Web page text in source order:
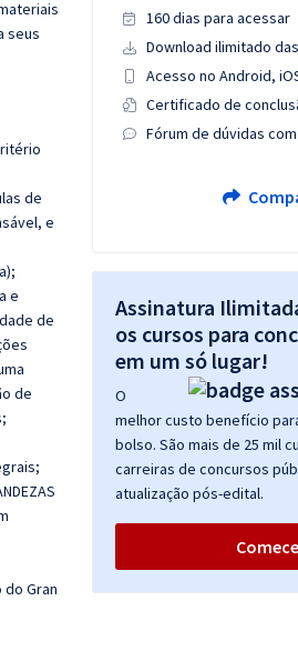
seus
de
e
e
de
de
Gran
160 dias para acessar
Download ilimitado
Acesso no Android,
Certificado de
Fórum de dúvidas
Assinatura
os cursos para
em um só lugar!
O
melhor custo benefício
bolso. São mais de 25 mil
carreiras de concursos
atualização pós-edital.